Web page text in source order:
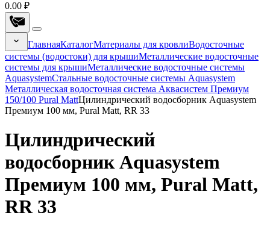
0.00 ₽
ГлавнаяКаталогМатериалы для кровлиВодосточные
системы (водостоки) для крышиМеталлические водосточные
системы для крышиМеталлические водосточные системы
AquasystemСтальные водосточные системы Aquasystem
Металлическая водосточная система Аквасистем Премиум
150/100 Pural MattЦилиндрический водосборник Aquasystem
Премиум 100 мм, Pural Matt, RR 33
Цилиндрический
водосборник Aquasystem
Премиум 100 мм, Pural Matt,
RR 33